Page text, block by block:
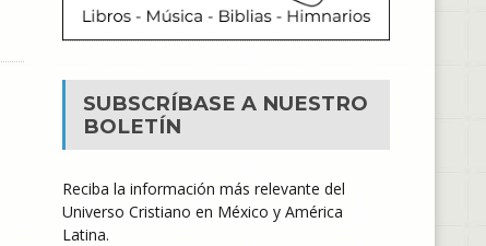
SUBSCRÍBASE A NUESTRO
BOLETÍN
Reciba la información más relevante del
Universo Cristiano en México y América
Latina.